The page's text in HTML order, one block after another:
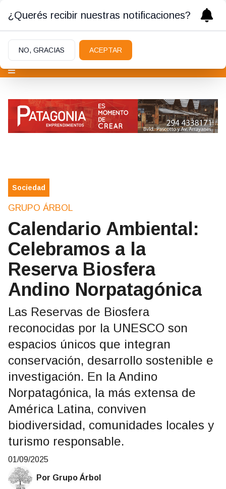
Sociedad
GRUPO ÁRBOL
Calendario Ambiental:
Celebramos a la
Reserva Biosfera
Andino Norpatagónica
Las Reservas de Biosfera
reconocidas por la UNESCO son
espacios únicos que integran
conservación, desarrollo sostenible e
investigación. En la Andino
Norpatagónica, la más extensa de
América Latina, conviven
biodiversidad, comunidades locales y
turismo responsable.
01/09/2025
Por Grupo Árbol
¿Querés recibir nuestras notificaciones?
NO, GRACIAS ACEPTAR